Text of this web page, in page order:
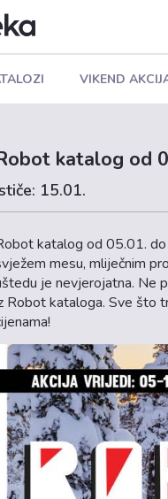
VIKEND
katalog od
15.01.
katalog od 05.01. do
mesu, mliječnim
je nevjerojatna. Ne
Robot kataloga. Sve što